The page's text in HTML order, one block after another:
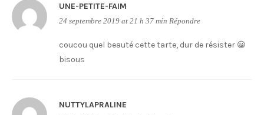
UNE-PETITE-FAIM
24 septembre 2019 at 21 h 37 min Répondre
coucou quel beauté cette tarte, dur de résister 😀
bisous
NUTTYLAPRALINE